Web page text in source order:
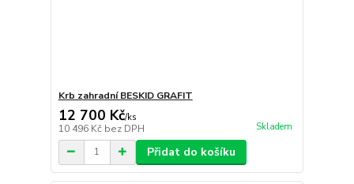
Krb zahradní BESKID GRAFIT
12 700 Kč/ks
10 496 Kč bez DPH Skladem
Přidat do košíku